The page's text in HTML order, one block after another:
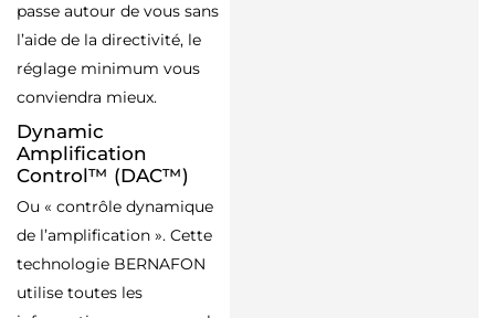
passe autour de vous sans
l’aide de la directivité, le
réglage minimum vous
conviendra mieux.
Dynamic
Amplification
Control™ (DAC™)
Ou « contrôle dynamique
de l’amplification ». Cette
technologie BERNAFON
utilise toutes les